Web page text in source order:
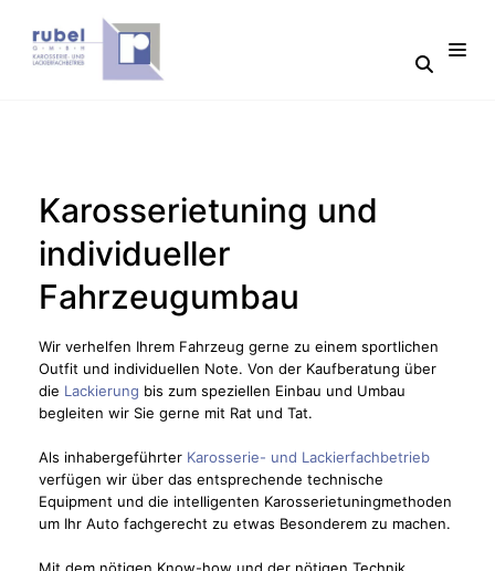
Karosserietuning und
individueller
Fahrzeugumbau
Wir verhelfen Ihrem Fahrzeug gerne zu einem sportlichen
Outfit und individuellen Note. Von der Kaufberatung über
die Lackierung bis zum speziellen Einbau und Umbau
begleiten wir Sie gerne mit Rat und Tat.
Als inhabergeführter Karosserie- und Lackierfachbetrieb
verfügen wir über das entsprechende technische
Equipment und die intelligenten Karosserietuningmethoden
um Ihr Auto fachgerecht zu etwas Besonderem zu machen.